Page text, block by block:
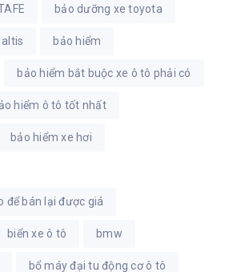
bảo dưỡng xe toyota
bảo hiểm
bảo hiểm bắt buộc xe ô tô phải có
hiểm ô tô tốt nhất
bảo hiểm xe hơi
để bán lại được giá
biển xe ô tô bmw
bổ máy đại tu động cơ ô tô